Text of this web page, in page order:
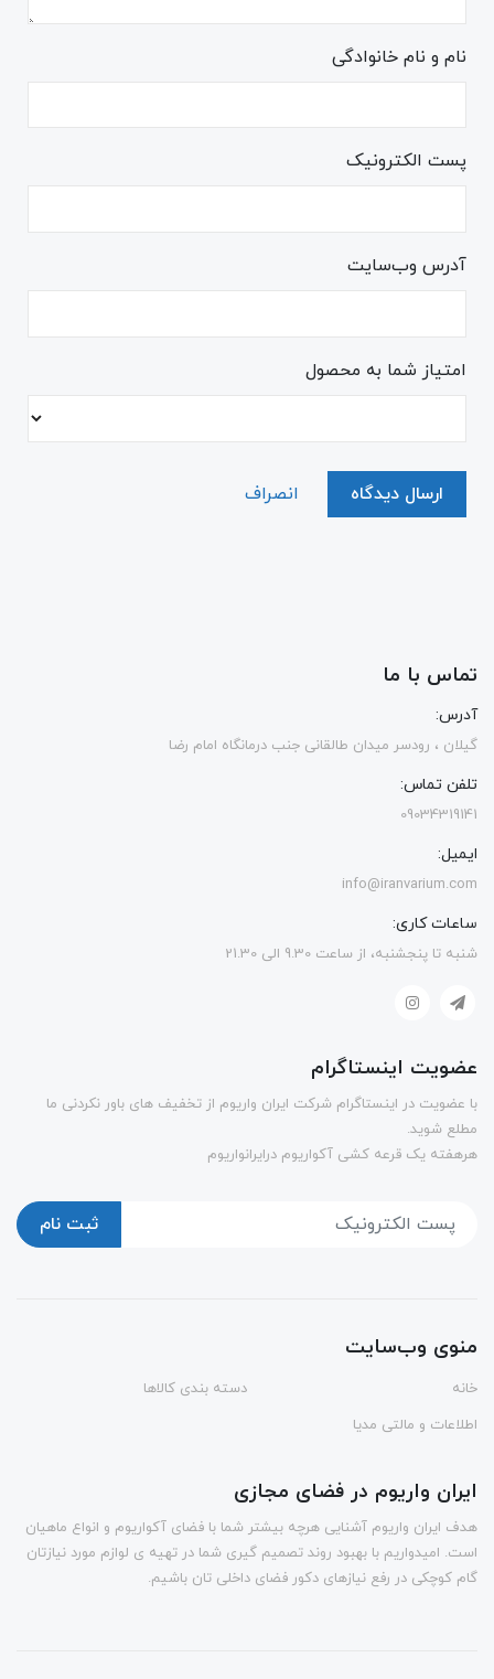
نام و نام خانوادگی
پست الکترونیک
آدرس وب‌سایت
امتیاز شما به محصول
ارسال دیدگاه انصراف
تماس با ما
آدرس:
گیلان ، رودسر میدان طالقانی جنب درمانگاه امام رضا
تلفن تماس:
09034319141
ایمیل:
info@iranvarium.com
ساعات کاری:
شنبه تا پنجشنبه، از ساعت 9.30 الی 21.30
عضویت اینستاگرام
با عضویت در اینستاگرام شرکت ایران واریوم از تخفیف های باور نکردنی ما
مطلع شوید.
هرهفته یک قرعه کشی آکواریوم درایرانواریوم
ثبت نام
منوی وب‌سایت
خانه
دسته بندی کالاها
اطلاعات و مالتی مدیا
ایران واریوم در فضای مجازی
هدف ایران واریوم آشنایی هرچه بیشتر شما با فضای آکواریوم و انواع ماهیان
است. امیدواریم با بهبود روند تصمیم گیری شما در تهیه ی لوازم مورد نیازتان
گام کوچکی در رفع نیازهای دکور فضای داخلی تان باشیم.